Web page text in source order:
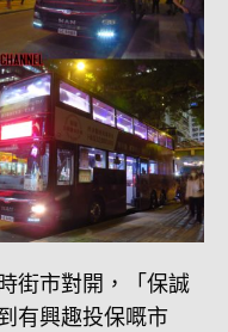
街市對開，「保誠
有興趣投保嘅市